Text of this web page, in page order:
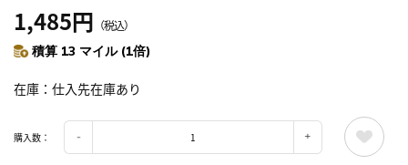
1,485円 （税込）
積算 13 マイル (1倍)
在庫 仕入先在庫あり
購入数：